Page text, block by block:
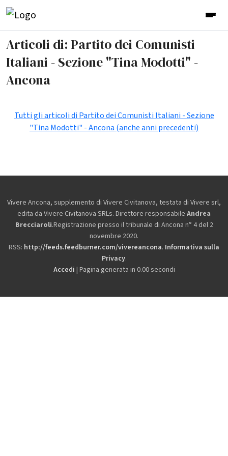
Articoli di: Partito dei Comunisti
Italiani - Sezione "Tina Modotti" -
Ancona
Tutti gli articoli di Partito dei Comunisti Italiani - Sezione
"Tina Modotti" - Ancona (anche anni precedenti)
Vivere Ancona, supplemento di Vivere Civitanova, testata di Vivere srl,
edita da Vivere Civitanova SRLs. Direttore responsabile Andrea
Brecciaroli.Registrazione presso il tribunale di Ancona n° 4 del 2
novembre 2020.
RSS: http://feeds.feedburner.com/vivereancona. Informativa sulla
Privacy.
Accedi | Pagina generata in 0.00 secondi